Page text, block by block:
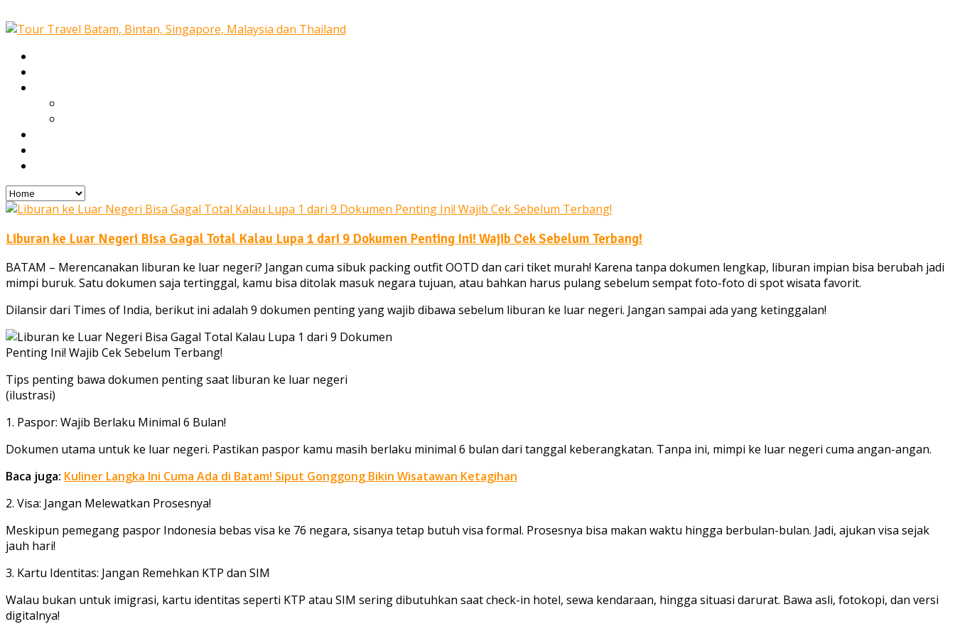
Liburan ke Luar Negeri Bisa Gagal Total Kalau Lupa 1 dari 9 Dokumen Penting Ini! Wajib Cek Sebelum Terbang!
BATAM – Merencanakan liburan ke luar negeri? Jangan cuma sibuk packing outfit OOTD dan cari tiket murah! Karena tanpa dokumen lengkap, liburan impian bisa berubah jadi
mimpi buruk. Satu dokumen saja tertinggal, kamu bisa ditolak masuk negara tujuan, atau bahkan harus pulang sebelum sempat foto-foto di spot wisata favorit.
Dilansir dari Times of India, berikut ini adalah 9 dokumen penting yang wajib dibawa sebelum liburan ke luar negeri. Jangan sampai ada yang ketinggalan!
Tips penting bawa dokumen penting saat liburan ke luar negeri
(ilustrasi)
1. Paspor: Wajib Berlaku Minimal 6 Bulan!
Dokumen utama untuk ke luar negeri. Pastikan paspor kamu masih berlaku minimal 6 bulan dari tanggal keberangkatan. Tanpa ini, mimpi ke luar negeri cuma angan-angan.
Baca juga: Kuliner Langka Ini Cuma Ada di Batam! Siput Gonggong Bikin Wisatawan Ketagihan
2. Visa: Jangan Melewatkan Prosesnya!
Meskipun pemegang paspor Indonesia bebas visa ke 76 negara, sisanya tetap butuh visa formal. Prosesnya bisa makan waktu hingga berbulan-bulan. Jadi, ajukan visa sejak
jauh hari!
3. Kartu Identitas: Jangan Remehkan KTP dan SIM
Walau bukan untuk imigrasi, kartu identitas seperti KTP atau SIM sering dibutuhkan saat check-in hotel, sewa kendaraan, hingga situasi darurat. Bawa asli, fotokopi, dan versi
digitalnya!